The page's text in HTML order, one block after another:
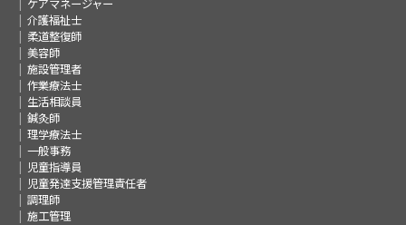
ケアマネージャー
介護福祉士
柔道整復師
美容師
施設管理者
作業療法士
生活相談員
鍼灸師
理学療法士
一般事務
児童指導員
児童発達支援管理責任者
調理師
施工管理